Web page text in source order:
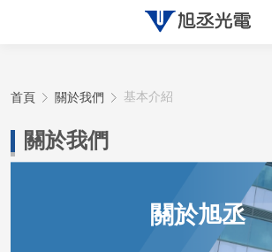
首頁 關於我們 基本介紹
關於我們
關於旭丞